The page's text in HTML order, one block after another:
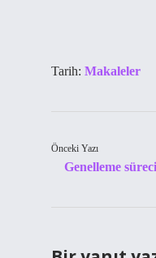
Tarih: Makaleler
Önceki Yazı
Genelleme